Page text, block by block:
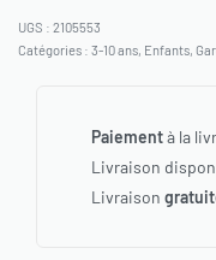
2105553
Catégories : 3-10 ans, Enfants,
Paiementà la
Livraison
Livraison